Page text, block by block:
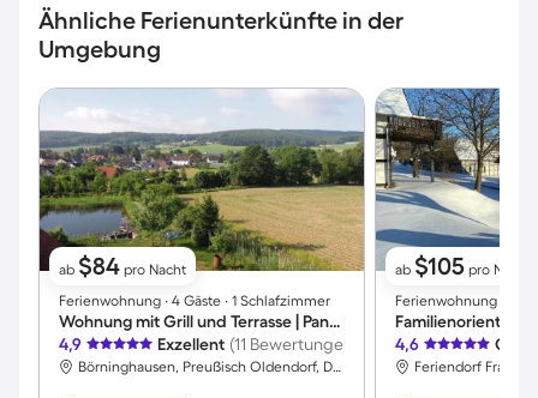
Ähnliche Ferienunterkünfte in der
Umgebung
ab $84 pro Nacht
Ferienwohnung ∙ 4 Gäste ∙ 1 Schlafzimmer
Wohnung mit Grill und Terrasse | Panoramablick
4,9
Exzellent (11 Bewertungen)
Börninghausen, Preußisch Oldendorf, Deutschland
ab $105 pro Nacht
Ferienwohnung ∙ 4
4,6